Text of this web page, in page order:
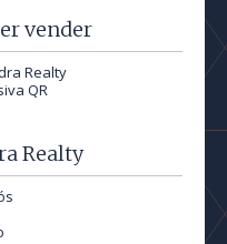
vender
Realty
QR
Realty